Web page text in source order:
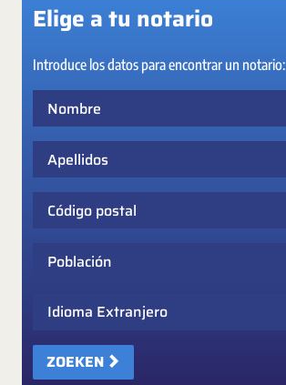
Elige a tu notario
Introduce los datos para encontrar un notario:
Idioma Extranjero
ZOEKEN